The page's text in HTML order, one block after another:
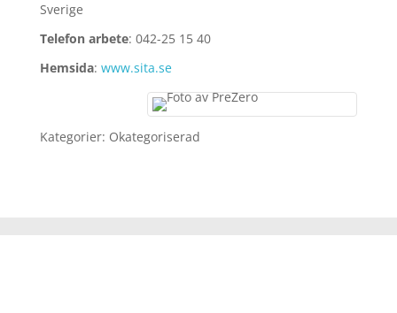
Sverige
Telefon arbete: 042-25 15 40
Hemsida: www.sita.se
Kategorier: Okategoriserad